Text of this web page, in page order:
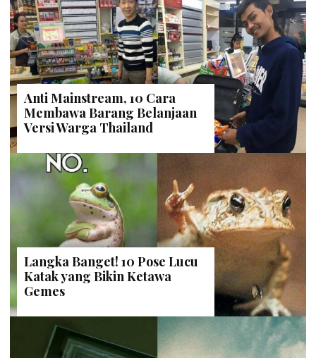
Anti Mainstream, 10 Cara
Membawa Barang Belanjaan
Versi Warga Thailand
Langka Banget! 10 Pose Lucu
Katak yang Bikin Ketawa
Gemes